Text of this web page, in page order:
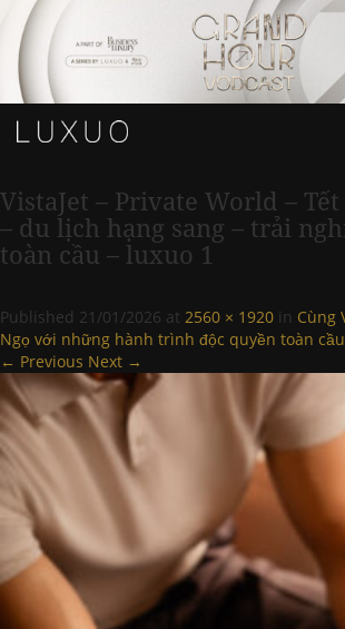
VistaJet – Private World –
– du lịch hạng sang – trải
toàn cầu – luxuo 1
Published 21/01/2026 at 2560 × 1920 in Cùng
Ngọ với những hành trình độc quyền toàn cầu
← Previous Next →